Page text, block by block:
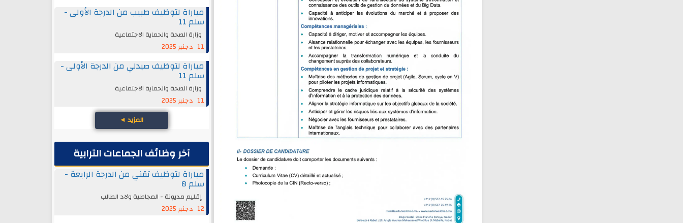
مباراة لتوظيف طبيب من الدرجة الأولى -
سلم 11
وزارة الصحة والحماية الاجتماعية
11 دجنبر 2025
مباراة لتوظيف صيدلي من الدرجة الأولى -
سلم 11
وزارة الصحة والحماية الاجتماعية
11 دجنبر 2025
المزيد ◄
آخر وظائف الجماعات الترابية
مباراة لتوظيف تقني من الدرجة الرابعة -
سلم 8
إقليم مديونة - المجاطية ولاد الطالب
12 دجنبر 2025